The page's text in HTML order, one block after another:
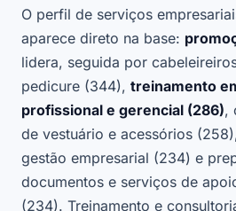
O perfil de serviços
aparece direto na base:
lidera, seguida por
pedicure (344), treinamento
profissional e gerencial (286),
de vestuário e acessórios
gestão empresarial (234) e
documentos e serviços de
(234). Treinamento e